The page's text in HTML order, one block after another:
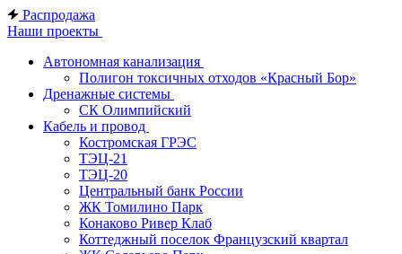
Распродажа
Наши проекты
Автономная канализация
Полигон токсичных отходов «Красный Бор»
Дренажные системы
СК Олимпийский
Кабель и провод
Костромская ГРЭС
ТЭЦ-21
ТЭЦ-20
Центральный банк России
ЖК Томилино Парк
Конаково Ривер Клаб
Коттеджный поселок Французский квартал